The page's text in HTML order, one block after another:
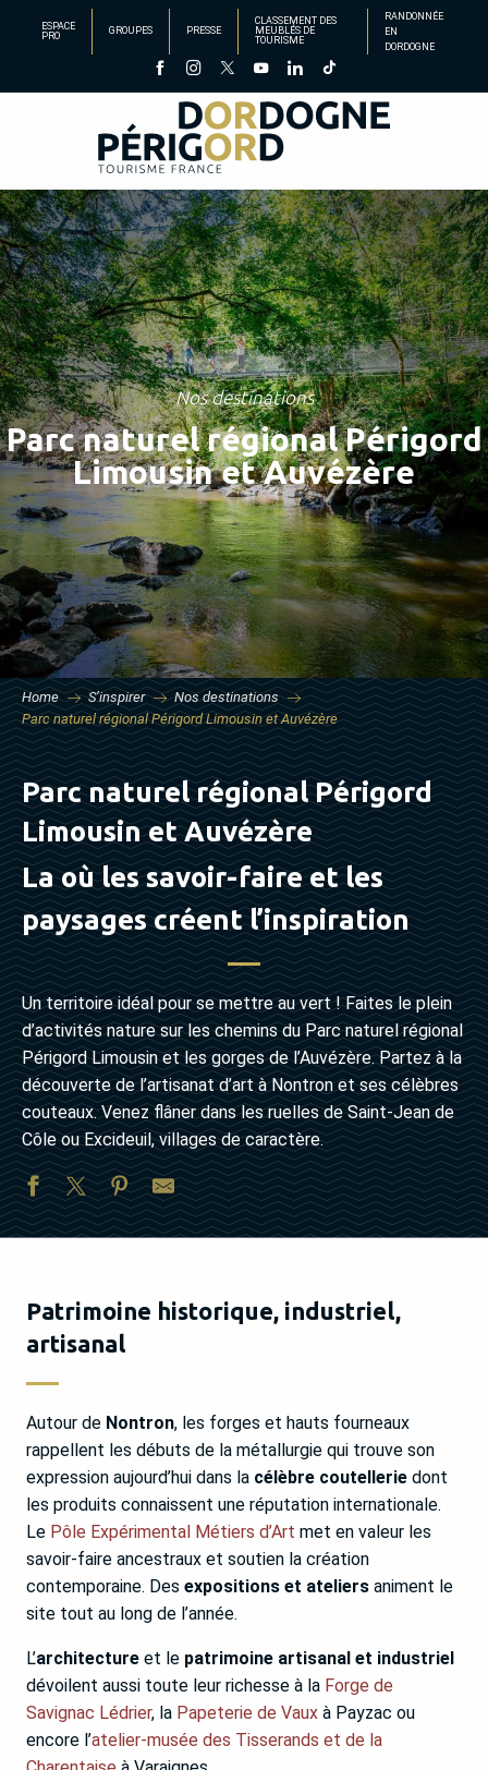
principal
ESPACE
PRO
GROUPES PRESSE
CLASSEMENT DES
MEUBLÉS DE
TOURISME
RANDONNÉE
EN
DORDOGNE
Nos destinations
Parc naturel régional Périgord
Limousin et Auvézère
Home S’inspirer
Nos destinations
Parc naturel régional Périgord Limousin et Auvézère
Parc naturel régional Périgord
Limousin et Auvézère
La où les savoir-faire et les
paysages créent l’inspiration
Un territoire idéal pour se mettre au vert ! Faites le plein
d’activités nature sur les chemins du Parc naturel régional
Périgord Limousin et les gorges de l’Auvézère. Partez à la
découverte de l’artisanat d’art à Nontron et ses célèbres
couteaux. Venez flâner dans les ruelles de Saint-Jean de
Côle ou Excideuil, villages de caractère.
Patrimoine historique, industriel,
artisanal
Autour de Nontron, les forges et hauts fourneaux
rappellent les débuts de la métallurgie qui trouve son
expression aujourd’hui dans la célèbre coutellerie dont
les produits connaissent une réputation internationale.
Le Pôle Expérimental Métiers d’Art met en valeur les
savoir-faire ancestraux et soutien la création
contemporaine. Des expositions et ateliers animent le
site tout au long de l’année.
L’architecture et le patrimoine artisanal et industriel
dévoilent aussi toute leur richesse à la Forge de
Savignac Lédrier, la Papeterie de Vaux à Payzac ou
encore l’atelier-musée des Tisserands et de la